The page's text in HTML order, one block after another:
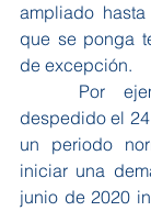
ampliado
que se ponga
de excepción.
despedido el
un periodo
iniciar una
junio de 2020